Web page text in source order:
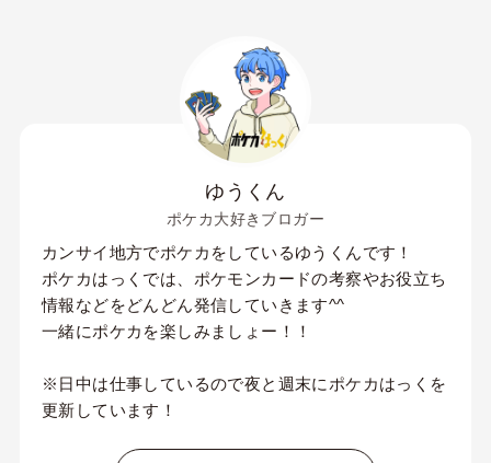
ゆうくん
ポケカ大好きブロガー
カンサイ地方でポケカをしているゆうくんです！
ポケカはっくでは、ポケモンカードの考察やお役立ち
情報などをどんどん発信していきます^^
一緒にポケカを楽しみましょー！！
※日中は仕事しているので夜と週末にポケカはっくを
更新しています！